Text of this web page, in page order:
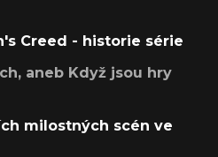
Creed - historie série
aneb Když jsou hry
milostných scén ve